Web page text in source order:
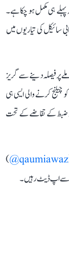
ہی مکمل ہو چکا ہے۔
سائیکل کی تیاریوں میں
پر فیصلہ دینے سے گریز
چیلنج کرنے والی ایسی ہی
و ضبط کے تقاضے کے تحت
qaumiawaz@
)
سے اپ ڈیٹ رہیں۔